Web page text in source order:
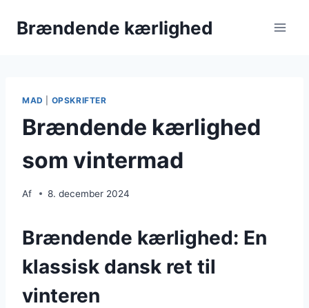
Brændende kærlighed
MAD OPSKRIFTER
Brændende kærlighed
som vintermad
Af 8. december 2024
Brændende kærlighed: En
klassisk dansk ret til
vinteren